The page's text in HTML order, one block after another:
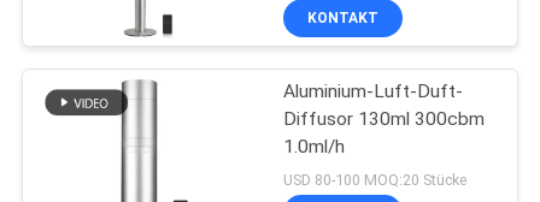
KONTAKT
Aluminium-Luft-Duft-
Diffusor 130ml 300cbm
1.0ml/h
USD 80-100 MOQ:20 Stücke